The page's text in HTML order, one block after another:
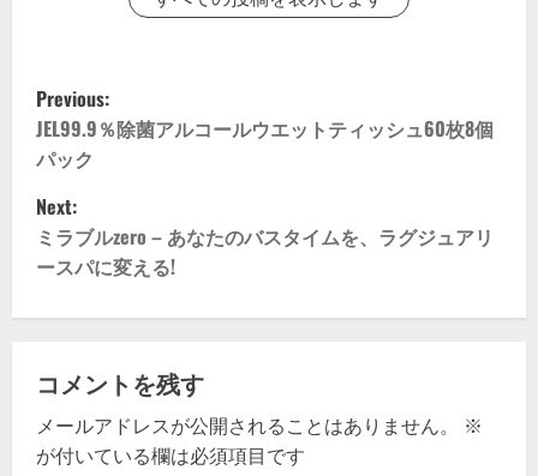
P
o
s
t
v
i
Previous:
JEL99.9％除菌アルコールウエットティッシュ60枚8個
パック
Next:
ミラブルzero – あなたのバスタイムを、ラグジュアリ
ースパに変える!
コメントを残す
メールアドレスが公開されることはありません。
※
が付いている欄は必須項目です